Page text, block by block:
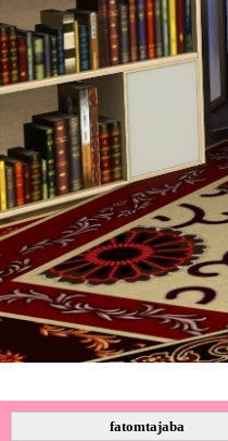
fatomtajaba